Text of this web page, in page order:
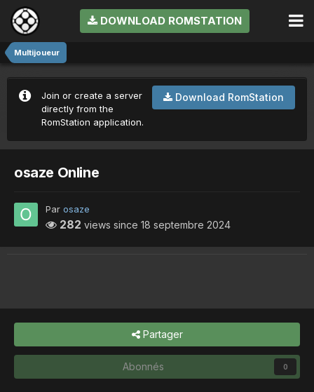
DOWNLOAD ROMSTATION
Multijoueur
Download RomStation
Join or create a server
directly from the
RomStation application.
osaze Online
Par osaze
282 views since 18 septembre 2024
Partager
Abonnés 0